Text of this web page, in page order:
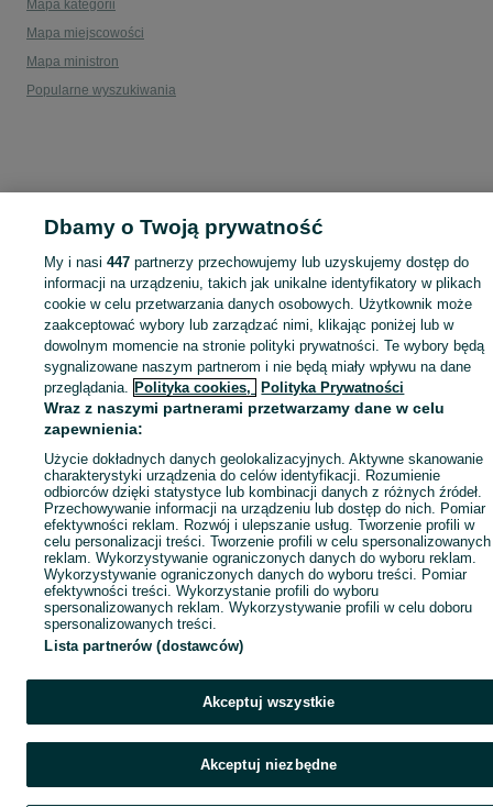
Mapa kategorii
Mapa miejscowości
Mapa ministron
Popularne wyszukiwania
Dbamy o Twoją prywatność
My i nasi447 partnerzy przechowujemy lub uzyskujemy dostęp do
informacji na urządzeniu, takich jak unikalne identyfikatory w plikach
cookie w celu przetwarzania danych osobowych. Użytkownik może
zaakceptować wybory lub zarządzać nimi, klikając poniżej lub w
dowolnym momencie na stronie polityki prywatności. Te wybory będą
sygnalizowane naszym partnerom i nie będą miały wpływu na dane
przeglądania. Polityka cookies, Polityka Prywatności
Wraz z naszymi partnerami przetwarzamy dane w celu
zapewnienia:
Użycie dokładnych danych geolokalizacyjnych. Aktywne skanowanie
charakterystyki urządzenia do celów identyfikacji. Rozumienie
odbiorców dzięki statystyce lub kombinacji danych z różnych źródeł.
Przechowywanie informacji na urządzeniu lub dostęp do nich. Pomiar
efektywności reklam. Rozwój i ulepszanie usług. Tworzenie profili w
celu personalizacji treści. Tworzenie profili w celu spersonalizowanych
reklam. Wykorzystywanie ograniczonych danych do wyboru reklam.
Wykorzystywanie ograniczonych danych do wyboru treści. Pomiar
efektywności treści. Wykorzystanie profili do wyboru
spersonalizowanych reklam. Wykorzystywanie profili w celu doboru
spersonalizowanych treści.
Lista partnerów (dostawców)
Akceptuj wszystkie
Akceptuj niezbędne